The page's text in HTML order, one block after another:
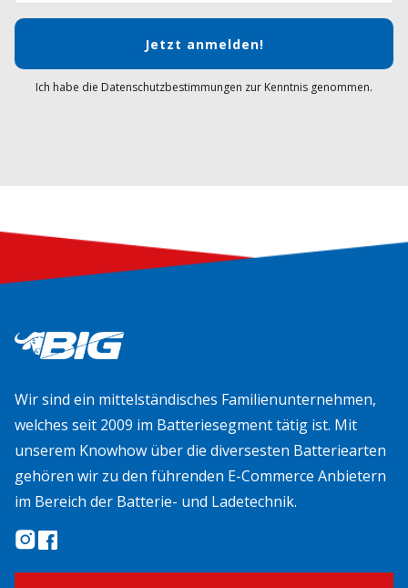
Jetzt anmelden!
Ich habe die Datenschutzbestimmungen zur Kenntnis genommen.
Wir sind ein mittelständisches Familienunternehmen,
welches seit 2009 im Batteriesegment tätig ist. Mit
unserem Knowhow über die diversesten Batteriearten
gehören wir zu den führenden E-Commerce Anbietern
im Bereich der Batterie- und Ladetechnik.